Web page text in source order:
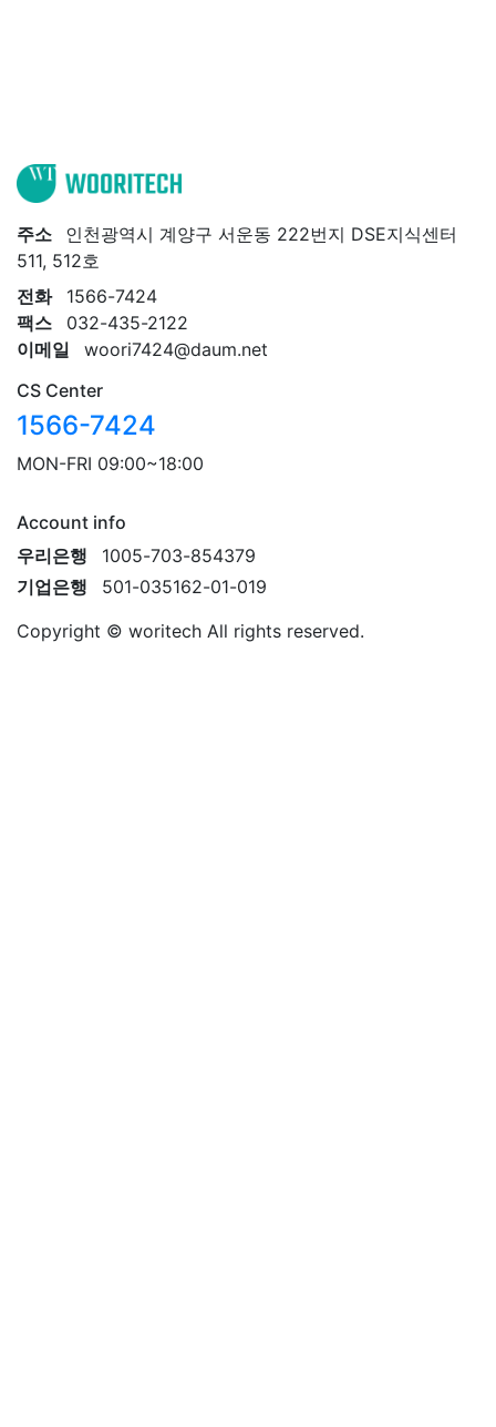
주소
인천광역시 계양구 서운동 222번지 DSE지식센터
511, 512호
전화
1566-7424
팩스
032-435-2122
이메일
woori7424@daum.net
Account info
우리은행
1005-703-854379
기업은행
501-035162-01-019
CS Center
1566-7424
MON-FRI 09:00~18:00
Copyright © woritech All rights reserved.